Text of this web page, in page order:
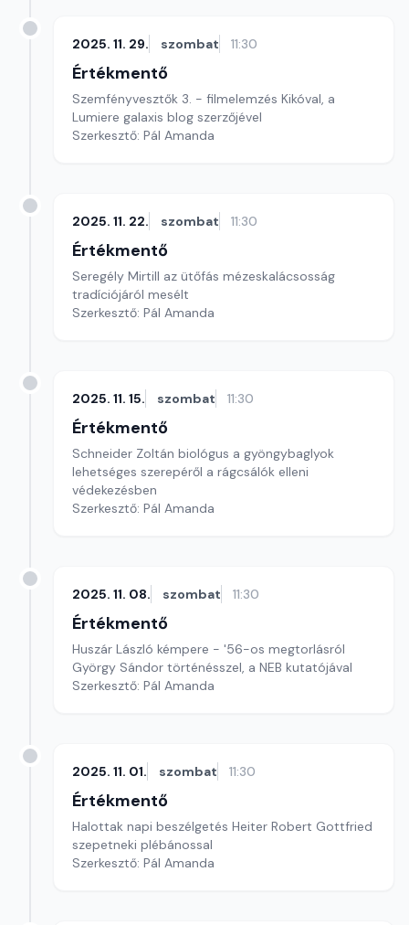
2025. 11. 29. szombat 11:30
Értékmentő
Szemfényvesztők 3. - filmelemzés Kikóval, a
Lumiere galaxis blog szerzőjével
Szerkesztő: Pál Amanda
2025. 11. 22. szombat 11:30
Értékmentő
Seregély Mirtill az ütőfás mézeskalácsosság
tradíciójáról mesélt
Szerkesztő: Pál Amanda
2025. 11. 15. szombat 11:30
Értékmentő
Schneider Zoltán biológus a gyöngybaglyok
lehetséges szerepéről a rágcsálók elleni
védekezésben
Szerkesztő: Pál Amanda
2025. 11. 08. szombat 11:30
Értékmentő
Huszár László kémpere - '56-os megtorlásról
György Sándor történésszel, a NEB kutatójával
Szerkesztő: Pál Amanda
2025. 11. 01. szombat 11:30
Értékmentő
Halottak napi beszélgetés Heiter Robert Gottfried
szepetneki plébánossal
Szerkesztő: Pál Amanda